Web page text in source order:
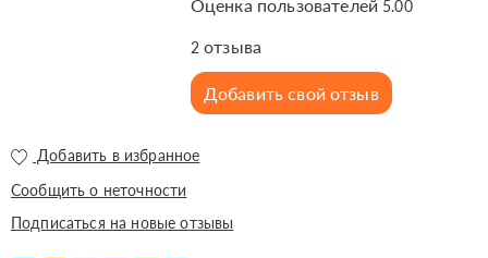
Оценка пользователей 5.00
2 отзыва
Добавить свой отзыв
Добавить в избранное
Сообщить о неточности
Подписаться на новые отзывы